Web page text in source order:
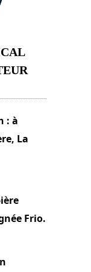
: à
La
Frio.